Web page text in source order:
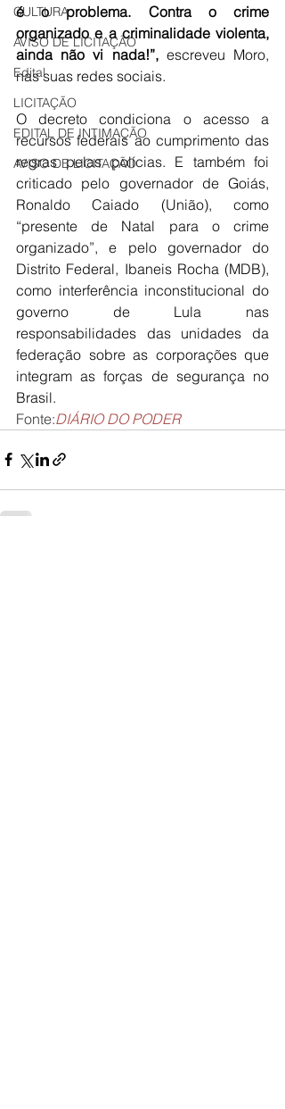
CULTURA
AVISO DE LICITAÇÃO
Edital
LICITAÇÃO
EDITAL DE INTIMAÇÃO
AVISO DE LICITAÇÃO
é o problema. Contra o crime
organizado e a criminalidade violenta,
ainda não vi nada!”, escreveu Moro,
nas suas redes sociais.
O decreto condiciona o acesso a
recursos federais ao cumprimento das
regras pelas polícias. E também foi
criticado pelo governador de Goiás,
Ronaldo Caiado (União), como
“presente de Natal para o crime
organizado”, e pelo governador do
Distrito Federal, Ibaneis Rocha (MDB),
como interferência inconstitucional do
governo de Lula nas
responsabilidades das unidades da
federação sobre as corporações que
integram as forças de segurança no
Brasil.
Fonte:DIÁRIO DO PODER